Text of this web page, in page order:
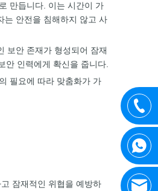
만듭니다. 이는 시간이 가
는 안전을 침해하지 않고 사
보안 존재가 형성되어 잠재
안 인력에게 확신을 줍니다.
필요에 따라 맞춤화가 가
잠재적인 위협을 예방하